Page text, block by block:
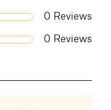
0 Reviews
0 Reviews